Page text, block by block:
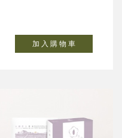
加 入 購 物 車